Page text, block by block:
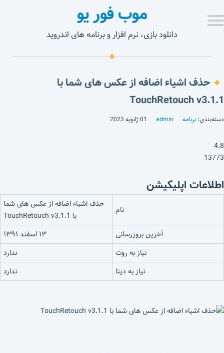
موب فور یو
دانلود بازی، نرم افزار و برنامه های اندروید
حذف اشیاء اضافه از عکس های شما با
TouchRetouch v3.1.1
دسته‌بندی: برنامه admin 01 ژانویه 2023
4.8
13773
اطلاعات اپلیکیشن
نام
حذف اشیاء اضافه از عکس های شما
با TouchRetouch v3.1.1
آخرین بروزرسانی
۱۳ اسفند ۱۳۹۱
نیاز به روت
ندارد
نیاز به دیتا
ندارد